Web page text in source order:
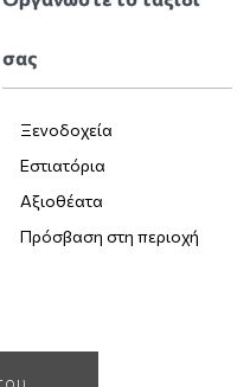
σας
Ξενοδοχεία
Εστιατόρια
Αξιοθέατα
Πρόσβαση στη περιοχή